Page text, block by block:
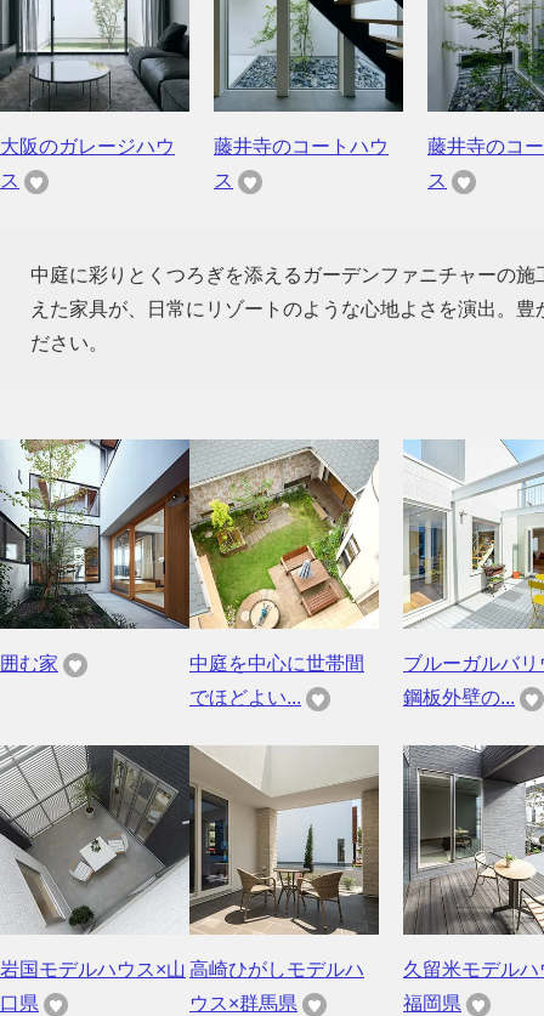
大阪のガレージハウ
ス
藤井寺のコートハウ
ス
藤井寺のコ
ス
中庭に彩りとくつろぎを添えるガーデンファニチャーの
えた家具が、日常にリゾートのような心地よさを演出。
ださい。
囲む家
中庭を中心に世帯間
でほどよい...
ブルーガルバリ
鋼板外壁の...
岩国モデルハウス×山
口県
高崎ひがしモデルハ
ウス×群馬県
久留米モデルハ
福岡県